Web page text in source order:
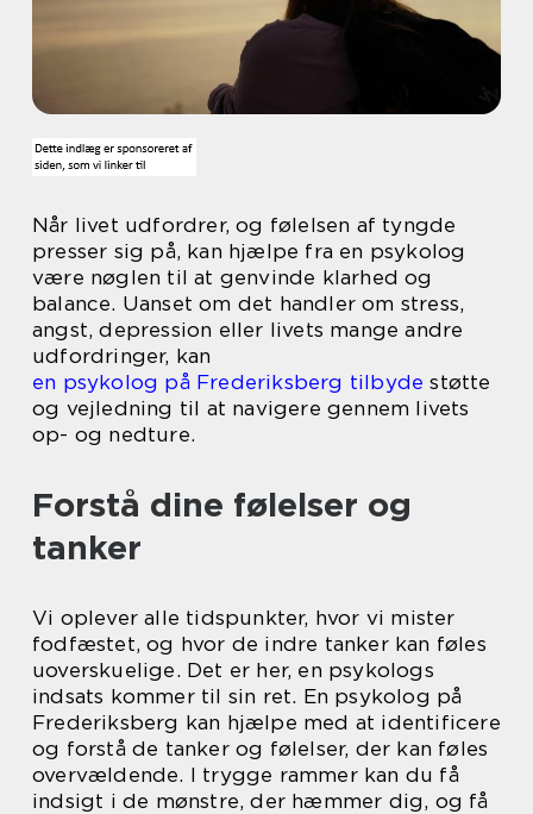
Når livet udfordrer, og følelsen af tyngde
presser sig på, kan hjælpe fra en psykolog
være nøglen til at genvinde klarhed og
balance. Uanset om det handler om stress,
angst, depression eller livets mange andre
udfordringer, kan
en psykolog på Frederiksberg tilbyde støtte
og vejledning til at navigere gennem livets
op- og nedture.
Forstå dine følelser og
tanker
Vi oplever alle tidspunkter, hvor vi mister
fodfæstet, og hvor de indre tanker kan føles
uoverskuelige. Det er her, en psykologs
indsats kommer til sin ret. En psykolog på
Frederiksberg kan hjælpe med at identificere
og forstå de tanker og følelser, der kan føles
overvældende. I trygge rammer kan du få
indsigt i de mønstre, der hæmmer dig, og få